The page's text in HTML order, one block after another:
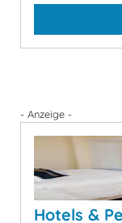
- Anzeige -
Hotels &